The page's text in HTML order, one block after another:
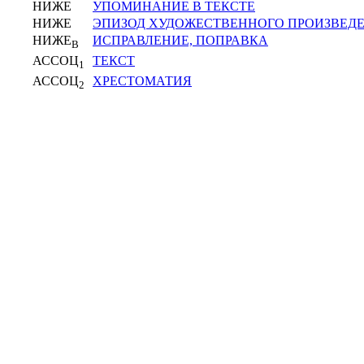
НИЖЕ
УПОМИНАНИЕ В ТЕКСТЕ
НИЖЕ
ЭПИЗОД ХУДОЖЕСТВЕННОГО
НИЖЕВ
ИСПРАВЛЕНИЕ, ПОПРАВКА
АССОЦ1
ТЕКСТ
АССОЦ2 ХРЕСТОМАТИЯ